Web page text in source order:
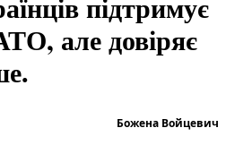
але довіряє
Божена Войцевич